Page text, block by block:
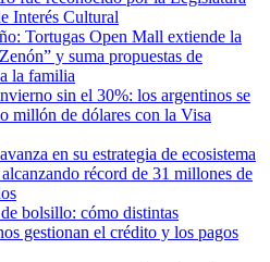
Interés Cultural
Tortugas Open Mall extiende la
y suma propuestas de
la familia
sin el 30%: los argentinos se
millón de dólares con la Visa
en su estrategia de ecosistema
récord de 31 millones de
bolsillo: cómo distintas
gestionan el crédito y los pagos